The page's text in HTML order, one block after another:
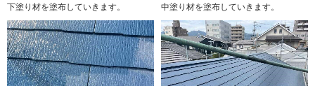
下塗り材を塗布していきます。 中塗り材を塗布していきます。